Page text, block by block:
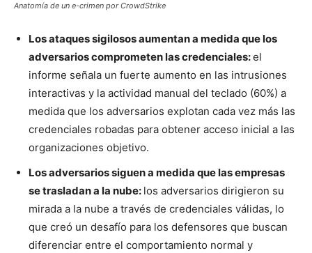
Anatomía de un e-crimen por CrowdStrike
Los ataques sigilosos aumentan a medida que los
adversarios comprometen las credenciales:el
informe señala un fuerte aumento en las intrusiones
interactivas y la actividad manual del teclado (60%) a
medida que los adversarios explotan cada vez más las
credenciales robadas para obtener acceso inicial a las
organizaciones objetivo.
Los adversarios siguen a medida que las empresas
se trasladan a la nube: los adversarios dirigieron su
mirada a la nube a través de credenciales válidas, lo
que creó un desafío para los defensores que buscan
diferenciar entre el comportamiento normal y